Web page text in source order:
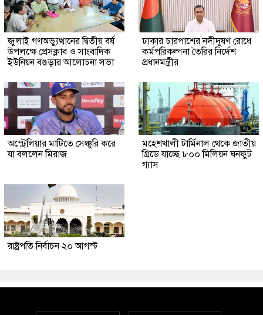
জুলাই গণঅভ্যুত্থানের দ্বিতীয় বর্ষ
উপলক্ষে প্রেসক্লাব ও সাংবাদিক
ইউনিয়ন বগুড়ার আলোচনা সভা
ঢাকার চারপাশের নদীদূষণ রোধে
কর্মপরিকল্পনা তৈরির নির্দেশ
প্রধানমন্ত্রীর
অস্ট্রেলিয়ার মাটিতে সেঞ্চুরি করে
যা বললেন মিরাজ
মহেশখালী টার্মিনাল থেকে জাতীয়
গ্রিডে যাচ্ছে ৮০০ মিলিয়ন ঘনফুট
গ্যাস
রাষ্ট্রপতি নির্বাচন ২০ আগস্ট